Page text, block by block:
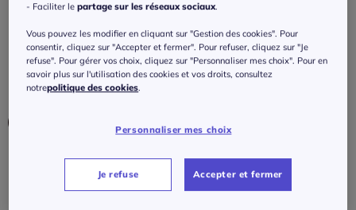
Réf : 741.759.007
Couleur :rose
Choisir une couleur :
- Faciliter lepartage sur les réseaux sociaux.
Vous pouvez les modifier en cliquant sur "Gestion des cookies". Pour
consentir, cliquez sur "Accepter et fermer". Pour refuser, cliquez sur "Je
refuse". Pour gérer vos choix, cliquez sur "Personnaliser mes choix". Pour en
savoir plus sur l'utilisation des cookies et vos droits, consultez
notrepolitique des cookies.
Personnaliser mes choix
Je refuse Accepter et fermer